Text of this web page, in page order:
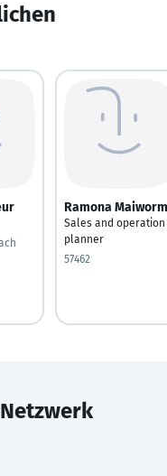
Ramona Maiworm
Sales and operation
planner
57462